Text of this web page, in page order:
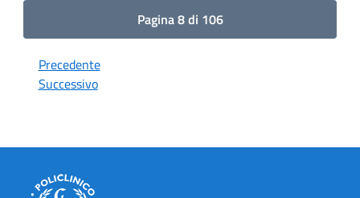
Pagina 8 di 106
Precedente
Successivo